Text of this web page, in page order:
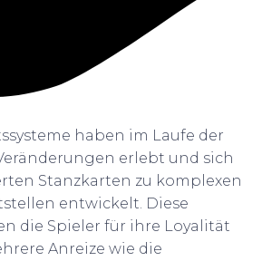
haben im Laufe der
erlebt und sich
Stanzkarten zu komplexen
entwickelt. Diese
die Spieler für ihre Loyalität
Anreize wie die